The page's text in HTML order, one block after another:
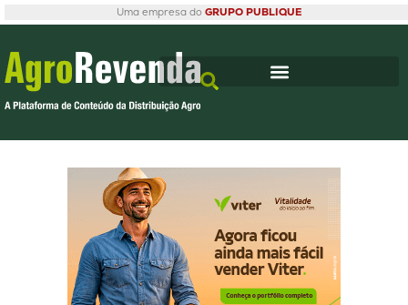
Uma empresa do GRUPO PUBLIQUE